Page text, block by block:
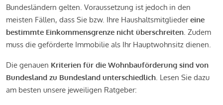
Bundesländern gelten. Voraussetzung ist jedoch in den
meisten Fällen, dass Sie bzw. Ihre Haushaltsmitgliedereine
bestimmte Einkommensgrenze nicht überschreiten. Zudem
muss die geförderte Immobilie als Ihr Hauptwohnsitz dienen.
Die genauen Kriterien für die Wohnbauförderung sind von
Bundesland zu Bundesland unterschiedlich. Lesen Sie dazu
am besten unsere jeweiligen Ratgeber: